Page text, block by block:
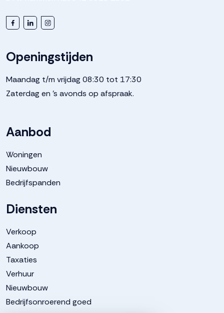
Openingstijden
Maandag t/m vrijdag 08:30 tot 17:30
Zaterdag en 's avonds op afspraak.
Aanbod
Woningen
Nieuwbouw
Bedrijfspanden
Diensten
Verkoop
Aankoop
Taxaties
Verhuur
Nieuwbouw
Bedrijfsonroerend goed